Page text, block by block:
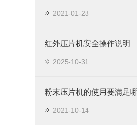
2021-01-28
红外压片机安全操作说明
2025-10-31
粉末压片机的使用要满足
2021-10-14